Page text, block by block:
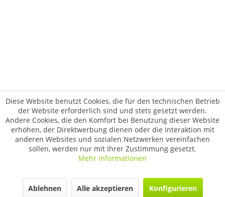
Diese Website benutzt Cookies, die für den technischen Betrieb
der Website erforderlich sind und stets gesetzt werden.
Andere Cookies, die den Komfort bei Benutzung dieser Website
erhöhen, der Direktwerbung dienen oder die Interaktion mit
anderen Websites und sozialen Netzwerken vereinfachen
sollen, werden nur mit Ihrer Zustimmung gesetzt.
Mehr Informationen
Ablehnen Alle akzeptieren Konfigurieren